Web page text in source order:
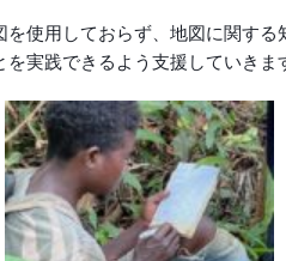
使用しておらず、地図に関す
実践できるよう支援していきま